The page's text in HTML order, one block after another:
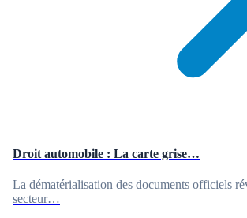
Droit automobile : La carte grise…
La dématérialisation des documents officiels
secteur…